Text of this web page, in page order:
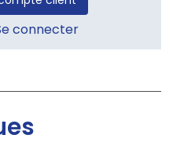
connecter